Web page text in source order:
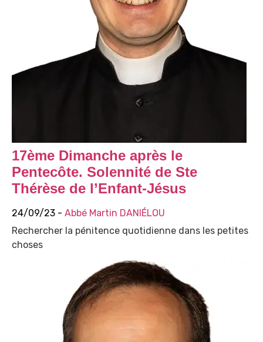
17ème Dimanche après le
Pentecôte. Solennité de Ste
Thérèse de l’Enfant-Jésus
24/09/23 - Abbé Martin DANIÉLOU
Rechercher la pénitence quotidienne dans les petites
choses